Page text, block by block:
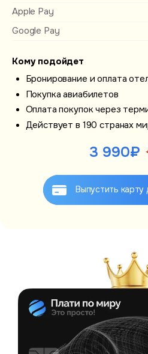
Apple Pay
Google Pay
Кому подойдет
Бронирование и оплата
Покупка авиабилетов
Оплата покупок через
Действует в 190 странах
3 990₽
Выпустить карту